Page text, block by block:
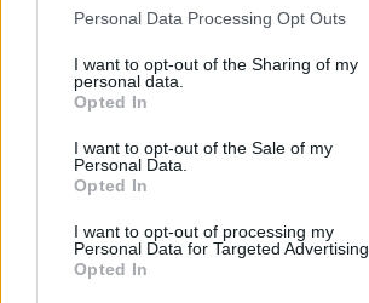
Personal Data Processing Opt Outs
I want to opt-out of the Sharing of my
personal data.
Opted In
I want to opt-out of the Sale of my
Personal Data.
Opted In
I want to opt-out of processing my
Personal Data for Targeted Advertising.
Opted In